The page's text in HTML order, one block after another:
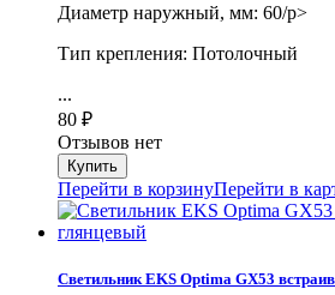
Диаметр наружный, мм: 60/p>
Тип крепления: Потолочный
...
80 ₽
Отзывов нет
Перейти в корзинуПерейти в
Светильник EKS Optima GX53